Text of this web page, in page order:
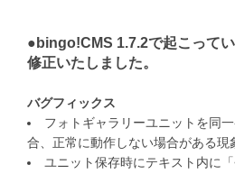
●bingo!CMS 1.7.2で起こって
修正いたしました。
バグフィックス
フォトギャラリーユニットを同
合、正常に動作しない場合がある現
ユニット保存時にテキスト内に